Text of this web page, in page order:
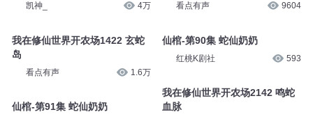
凯神_ 4万
我在修仙世界开农场1422 玄蛇
岛
看点有声 1.6万
仙棺-第91集 蛇仙奶奶
看点有声 9604
仙棺-第90集 蛇仙奶奶
红桃K剧社 593
我在修仙世界开农场2142 鸣蛇
血脉